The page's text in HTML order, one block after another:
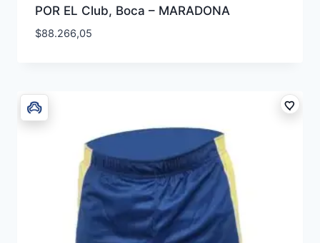
POR EL Club, Boca – MARADONA
$88.266,05